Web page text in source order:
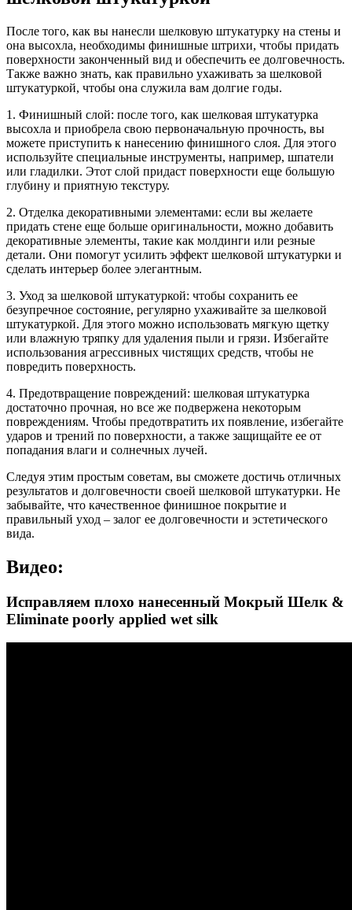
После того, как вы нанесли шелковую штукатурку на стены и
она высохла, необходимы финишные штрихи, чтобы придать
поверхности законченный вид и обеспечить ее долговечность.
Также важно знать, как правильно ухаживать за шелковой
штукатуркой, чтобы она служила вам долгие годы.
1. Финишный слой: после того, как шелковая штукатурка
высохла и приобрела свою первоначальную прочность, вы
можете приступить к нанесению финишного слоя. Для этого
используйте специальные инструменты, например, шпатели
или гладилки. Этот слой придаст поверхности еще большую
глубину и приятную текстуру.
2. Отделка декоративными элементами: если вы желаете
придать стене еще больше оригинальности, можно добавить
декоративные элементы, такие как молдинги или резные
детали. Они помогут усилить эффект шелковой штукатурки и
сделать интерьер более элегантным.
3. Уход за шелковой штукатуркой: чтобы сохранить ее
безупречное состояние, регулярно ухаживайте за шелковой
штукатуркой. Для этого можно использовать мягкую щетку
или влажную тряпку для удаления пыли и грязи. Избегайте
использования агрессивных чистящих средств, чтобы не
повредить поверхность.
4. Предотвращение повреждений: шелковая штукатурка
достаточно прочная, но все же подвержена некоторым
повреждениям. Чтобы предотвратить их появление, избегайте
ударов и трений по поверхности, а также защищайте ее от
попадания влаги и солнечных лучей.
Следуя этим простым советам, вы сможете достичь отличных
результатов и долговечности своей шелковой штукатурки. Не
забывайте, что качественное финишное покрытие и
правильный уход – залог ее долговечности и эстетического
вида.
Видео:
Исправляем плохо нанесенный Мокрый Шелк &
Eliminate poorly applied wet silk